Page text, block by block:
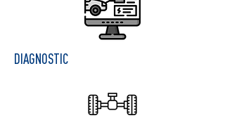
DIAGNOSTIC